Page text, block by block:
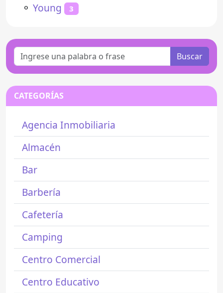
⚬ Young 3
Buscar
CATEGORÍAS
Agencia Inmobiliaria
Almacén
Bar
Barbería
Cafetería
Camping
Centro Comercial
Centro Educativo